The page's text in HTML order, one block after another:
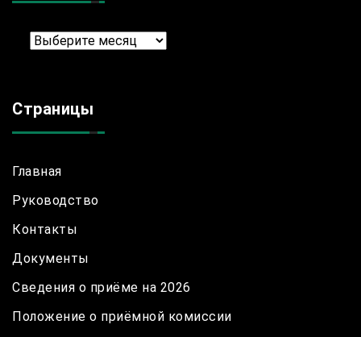
Архив
Страницы
Главная
Руководство
Контакты
Документы
Сведения о приёме на 2026
Положение о приёмной комиссии